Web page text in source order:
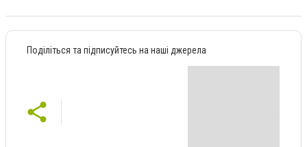
Поділіться та підписуйтесь на наші джерела